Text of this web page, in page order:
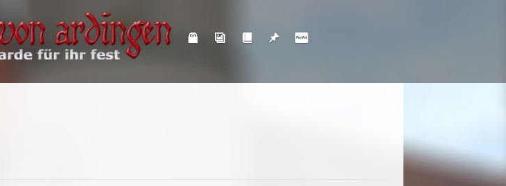
FanshopGalerieHistorie und Fiktion
Links Trinkgeld